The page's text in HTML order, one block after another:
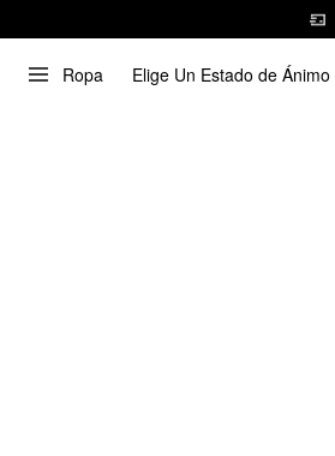
Ropa Elige Un Estado de Ánimo